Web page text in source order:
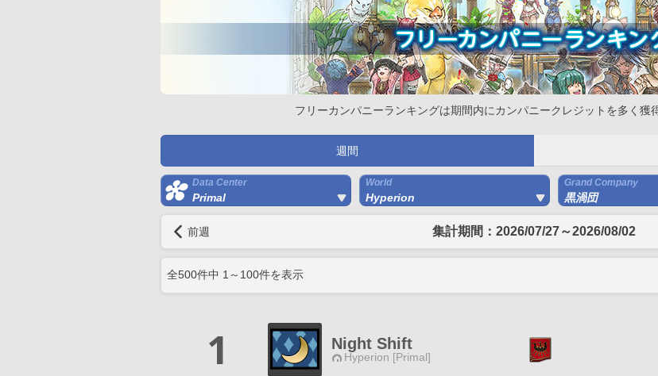
フリーカンパニーランキングは期間内にカンパニークレジットを多く獲
週間
Data Center
Primal
World
Hyperion
Grand Company
黒渦団
前週 集計期間：2026/07/27～2026/08/02
全500件中 1 ～ 100件を表示
1 Night Shift
Hyperion [Primal]